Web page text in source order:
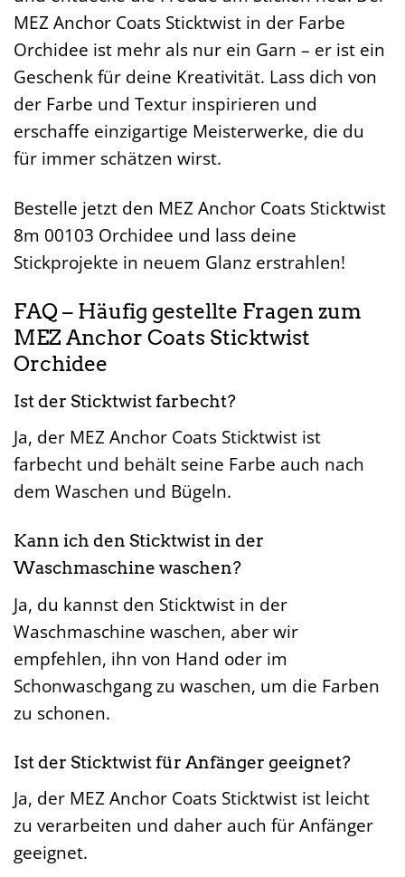
MEZ Anchor Coats Sticktwist in der Farbe
Orchidee ist mehr als nur ein Garn – er ist ein
Geschenk für deine Kreativität. Lass dich von
der Farbe und Textur inspirieren und
erschaffe einzigartige Meisterwerke, die du
für immer schätzen wirst.
Bestelle jetzt den MEZ Anchor Coats Sticktwist
8m 00103 Orchidee und lass deine
Stickprojekte in neuem Glanz erstrahlen!
FAQ – Häufig gestellte Fragen zum
MEZ Anchor Coats Sticktwist
Orchidee
Ist der Sticktwist farbecht?
Ja, der MEZ Anchor Coats Sticktwist ist
farbecht und behält seine Farbe auch nach
dem Waschen und Bügeln.
Kann ich den Sticktwist in der
Waschmaschine waschen?
Ja, du kannst den Sticktwist in der
Waschmaschine waschen, aber wir
empfehlen, ihn von Hand oder im
Schonwaschgang zu waschen, um die Farben
zu schonen.
Ist der Sticktwist für Anfänger geeignet?
Ja, der MEZ Anchor Coats Sticktwist ist leicht
zu verarbeiten und daher auch für Anfänger
geeignet.